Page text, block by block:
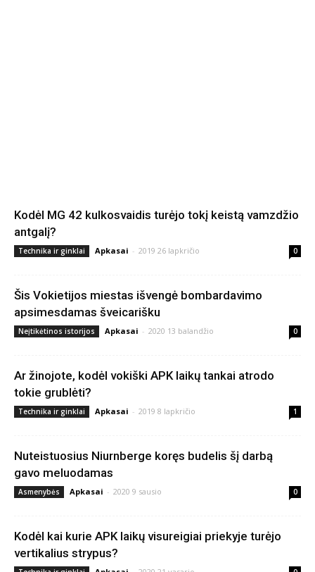
Kodėl MG 42 kulkosvaidis turėjo tokį keistą vamzdžio
antgalį?
Technika ir ginklai Apkasai - 2019 26 lapkričio 0
Šis Vokietijos miestas išvengė bombardavimo
apsimesdamas šveicarišku
Neįtikėtinos istorijos Apkasai - 2020 13 balandžio 0
Ar žinojote, kodėl vokiški APK laikų tankai atrodo
tokie grublėti?
Technika ir ginklai Apkasai - 2019 8 lapkričio 1
Nuteistuosius Niurnberge koręs budelis šį darbą
gavo meluodamas
Asmenybės Apkasai - 2020 9 sausio 0
Kodėl kai kurie APK laikų visureigiai priekyje turėjo
vertikalius strypus?